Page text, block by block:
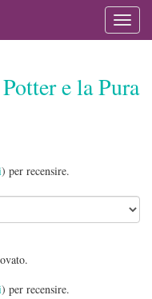
e la Pura
) per recensire.
) per recensire.